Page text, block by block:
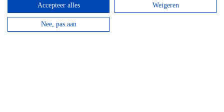
Accepteer alles Weigeren
Nee, pas aan